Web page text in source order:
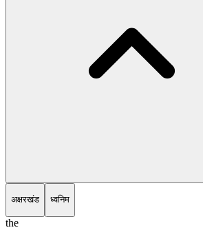
अक्षरखंड ध्वनिम
the